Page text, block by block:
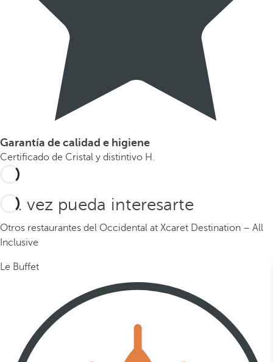
Garantía de calidad e higiene
Certificado de Cristal y distintivo H.
Tal vez pueda interesarte
Otros restaurantes del Occidental at Xcaret Destination – All
Inclusive
Le Buffet